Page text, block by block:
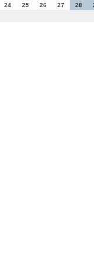
24 25 26 27 28